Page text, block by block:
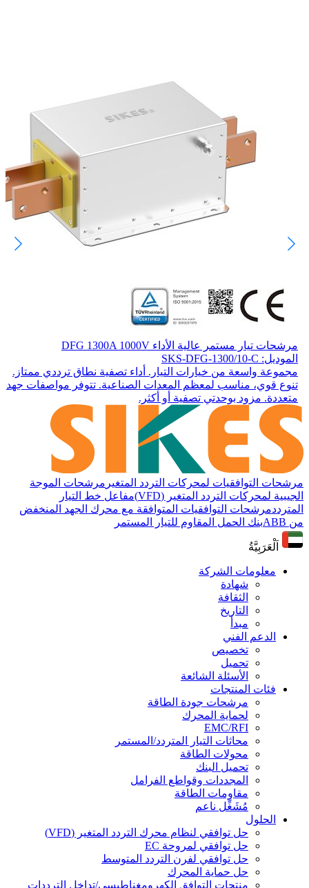
مرشحات تيار مستمر عالية الأداء DFG 1300A 1000V
الموديل: SKS-DFG-1300/10-C
مجموعة واسعة من خيارات التيار. أداء تصفية نطاق ترددي ممتاز.
تنوع قوي، مناسب لمعظم المعدات الصناعية. تتوفر مواصفات جهد
متعددة. مزود بوحدتي تصفية أو أكثر.
مرشحات التوافقيات لمحركات التردد المتغير مرشحات الموجة
الجيبية لمحركات التردد المتغير (VFD)
مفاعل خط التيار
المترددمرشحات التوافقيات المتوافقة مع محرك الجهد المنخفض
من ABB
بنك الحمل المقاوم للتيار المستمر
اَلْعَرَبِيَّةُ
معلومات الشركة
شهادة
الثقافة
التاريخ
مبدأ
الدعم الفني
تخصيص
تحميل
الأسئلة الشائعة
فئات المنتجات
مرشحات جودة الطاقة
لحماية المحرك
EMC/RFI
محاثات التيار المتردد/المستمر
محولات الطاقة
تحميل البنك
المجددات وقواطع الفرامل
مقاومات الطاقة
مُشَغِّل ناعم
الحلول
حل توافقي لنظام محرك التردد المتغير (VFD)
حل توافقي لمروحة EC
حل توافقي لفرن التردد المتوسط
حل حماية المحرك
منتجات التوافق الكهرومغناطيسي/تداخل الترددات